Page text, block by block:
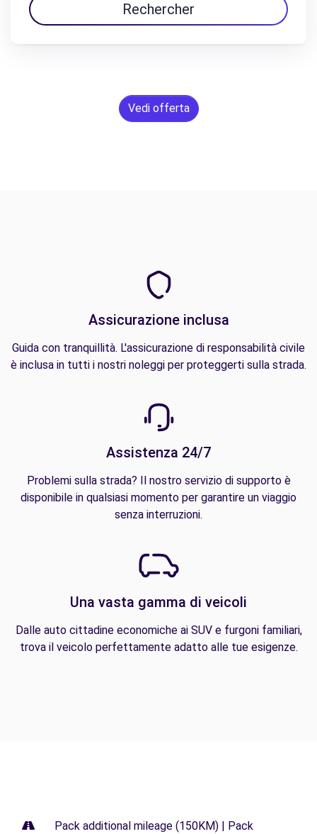
Rechercher
Vedi offerta
Assicurazione inclusa
Guida con tranquillità. L'assicurazione di responsabilità civile
è inclusa in tutti i nostri noleggi per proteggerti sulla strada.
Assistenza 24/7
Problemi sulla strada? Il nostro servizio di supporto è
disponibile in qualsiasi momento per garantire un viaggio
senza interruzioni.
Una vasta gamma di veicoli
Dalle auto cittadine economiche ai SUV e furgoni familiari,
trova il veicolo perfettamente adatto alle tue esigenze.
Pack additional mileage (150KM) | Pack